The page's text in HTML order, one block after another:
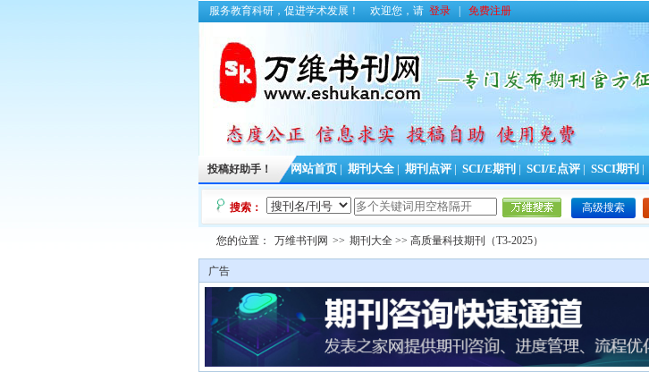
服务教育科研，促进学术发展！ 欢迎您，请 登录 免费注册
投稿好助手！ 网站首页 期刊大全 期刊点评 SCI/E期刊 SCI/E点评 SSCI期刊
搜索： 高级搜索
您的位置： 万维书刊网 >> 期刊大全 >> 高质量科技期刊（T3-2025）
广告